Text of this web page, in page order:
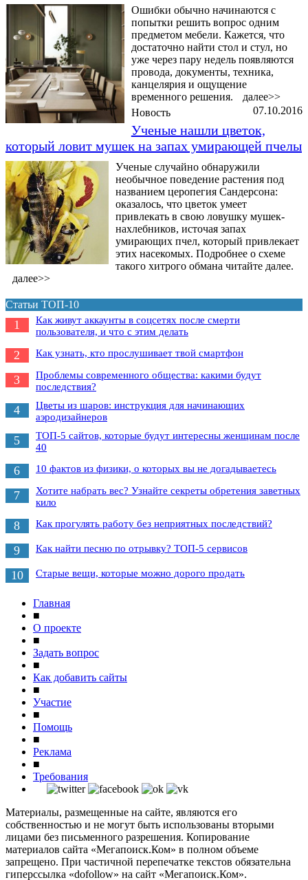
Ошибки обычно начинаются с
попытки решить вопрос одним
предметом мебели. Кажется, что
достаточно найти стол и стул, но
уже через пару недель появляются
провода, документы, техника,
канцелярия и ощущение
временного решения.
далее>>
07.10.2016
Новость
Ученые нашли цветок,
который ловит мушек на запах умирающей пчелы
Ученые случайно обнаружили
необычное поведение растения под
названием церопегия Сандерсона:
оказалось, что цветок умеет
привлекать в свою ловушку мушек-
нахлебников, источая запах
умирающих пчел, который привлекает
этих насекомых. Подробнее о схеме
такого хитрого обмана читайте далее.
далее>>
Статьи ТОП-10
1
Как живут аккаунты в соцсетях после смерти
пользователя, и что с этим делать
2 Как узнать, кто прослушивает твой смартфон
3
Проблемы современного общества: какими будут
последствия?
4
Цветы из шаров: инструкция для начинающих
аэродизайнеров
5
ТОП-5 сайтов, которые будут интересны женщинам после
40
6 10 фактов из физики, о которых вы не догадываетесь
7
Хотите набрать вес? Узнайте секреты обретения заветных
кило
8 Как прогулять работу без неприятных последствий?
9 Как найти песню по отрывку? ТОП-5 сервисов
10 Старые вещи, которые можно дорого продать
Главная
■
О проекте
■
Задать вопрос
■
Как добавить сайты
■
Участие
■
Помощь
■
Реклама
■
Требования
Материалы, размещенные на сайте, являются его
собственностью и не могут быть использованы вторыми
лицами без письменного разрешения. Копирование
материалов сайта «Мегапоиск.Ком» в полном объеме
запрещено. При частичной перепечатке текстов обязательна
гиперссылка «dofollow» на сайт «Мегапоиск.Ком».